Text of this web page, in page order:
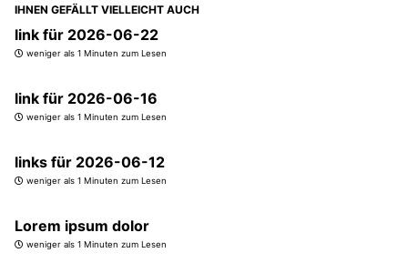
IHNEN GEFÄLLT VIELLEICHT AUCH
link für 2026-06-22
weniger als 1 Minuten zum Lesen
link für 2026-06-16
weniger als 1 Minuten zum Lesen
links für 2026-06-12
weniger als 1 Minuten zum Lesen
Lorem ipsum dolor
weniger als 1 Minuten zum Lesen